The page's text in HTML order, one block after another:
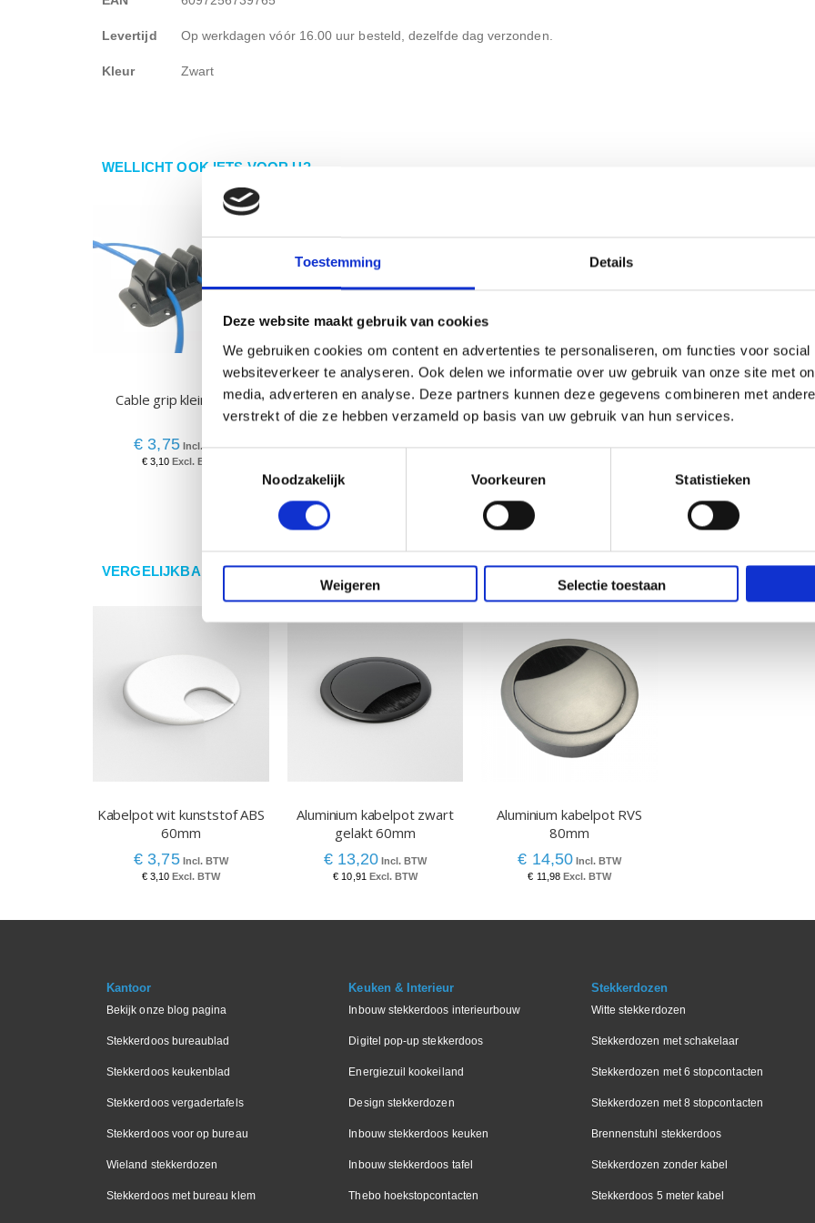
Toestemming Details
Deze website maakt gebruik van cookies
We gebruiken cookies om content en advertenties te personaliseren, om functies voor
websiteverkeer te analyseren. Ook delen we informatie over uw gebruik van onze site met
media, adverteren en analyse. Deze partners kunnen deze gegevens combineren met
verstrekt of die ze hebben verzameld op basis van uw gebruik van hun services.
Toestemmingsselectie
Noodzakelijk
Voorkeuren Statistieken
Weigeren Selectie toestaan
Levertijd Op werkdagen vóór 16.00 uur besteld, dezelfde dag verzonden.
Kleur Zwart
WELLICHT OOK IETS VOOR U?
Cable grip klein zwart
€ 3,75
€ 3,10
Bureau opbouwstekkerdoos
Exit zwart USB-A/C charger
€ 59,00
Klittenband op rol 25 meter,
kleur zwart 13mm
€ 22,99
Kabel slang
rechthoekig
€ 39,95
VERGELIJKBARE PRODUCTEN
Kabelpot wit kunststof ABS
60mm
€ 3,75
€ 3,10
Aluminium kabelpot zwart
gelakt 60mm
€ 13,20
€ 10,91
Aluminium kabelpot RVS
80mm
€ 14,50
€ 11,98
Kantoor
Bekijk onze blog pagina
Stekkerdoos bureaublad
Stekkerdoos keukenblad
Stekkerdoos vergadertafels
Stekkerdoos voor op bureau
Wieland stekkerdozen
Stekkerdoos met bureau klem
Keuken & Interieur
Inbouw stekkerdoos interieurbouw
Digitel pop-up stekkerdoos
Energiezuil kookeiland
Design stekkerdozen
Inbouw stekkerdoos keuken
Inbouw stekkerdoos tafel
Thebo hoekstopcontacten
Stekkerdozen
Witte stekkerdozen
Stekkerdozen met schakelaar
Stekkerdozen met 6 stopcontacten
Stekkerdozen met 8 stopcontacten
Brennenstuhl stekkerdoos
Stekkerdozen zonder kabel
Stekkerdoos 5 meter kabel